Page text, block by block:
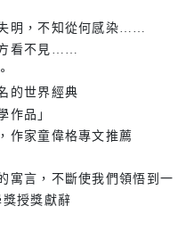
明，不知從何感染……
方看不見……
的世界經典
作品」
作家童偉格專文推薦
寓言，不斷使我們領悟到一
授獎獻辭